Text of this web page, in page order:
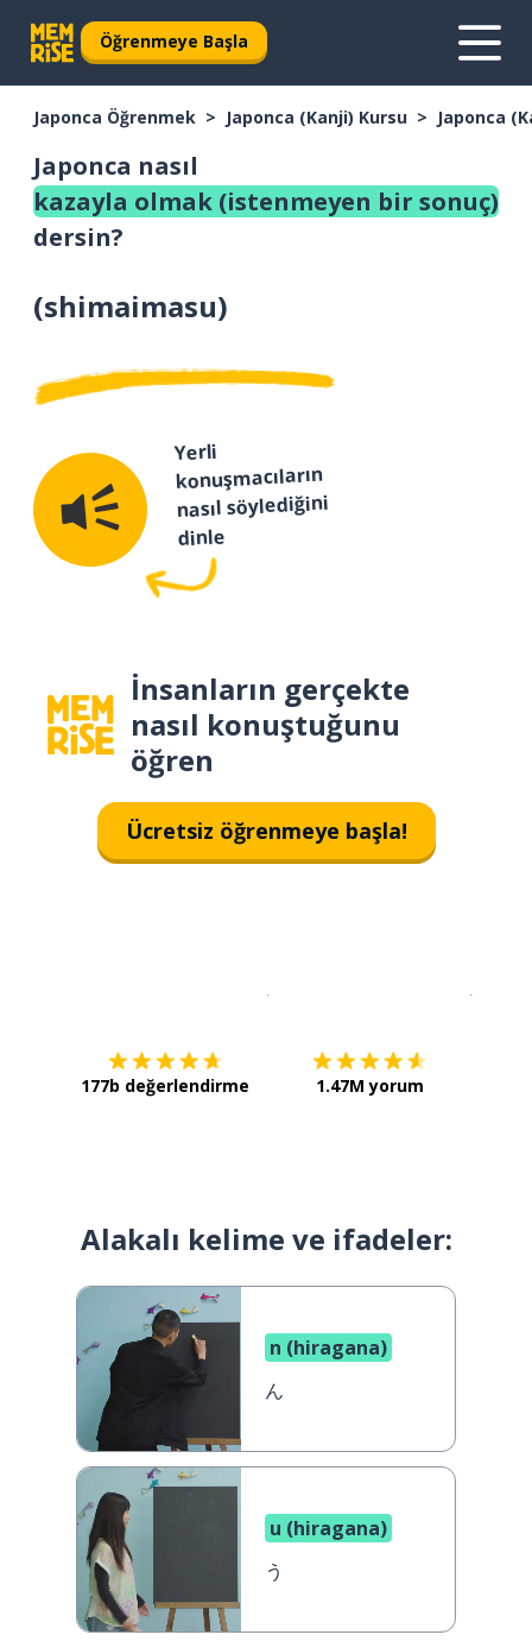
Öğrenmeye Başla
Japonca Öğrenmek Japonca (Kanji) Kursu Japonca
Japonca nasıl
kazayla olmak (istenmeyen bir sonuç)
dersin?
(shimaimasu)
Yerli
konuşmacıların
nasıl söylediğini
dinle
İnsanların gerçekte
nasıl konuştuğunu
öğren
Ücretsiz öğrenmeye başla!
177b değerlendirme 1.47M yorum
Alakalı kelime ve ifadeler:
n (hiragana)
ん
u (hiragana)
う